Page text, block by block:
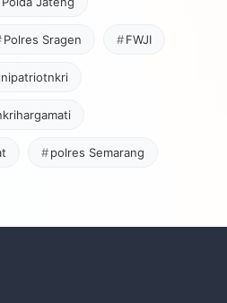
Polres Sragen FWJI
polres Semarang